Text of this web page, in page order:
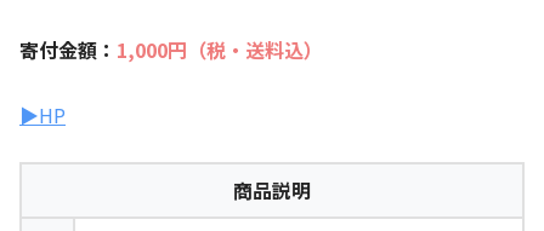
寄付金額： 1,000円（税・送料込）
▶HP
商品説明